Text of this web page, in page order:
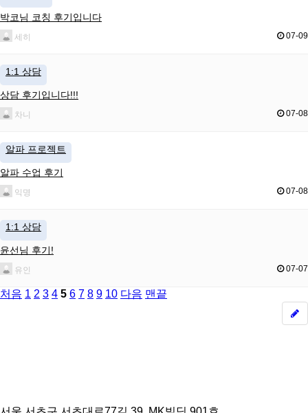
박코님 코칭 후기입니다
세히 07-09
1:1 상담
상담 후기입니다!!!
차니 07-08
알파 프로젝트
알파 수업 후기
익명 07-08
1:1 상담
윤선님 후기!
유인 07-07
처음 1 2 3 4 5 6 7 8 9 10 다음 맨끝